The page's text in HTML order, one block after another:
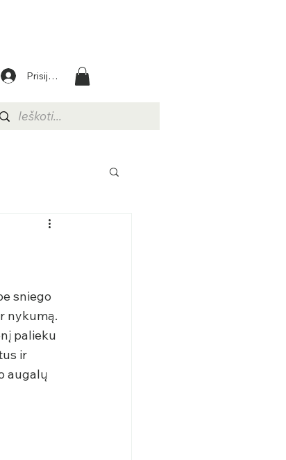
Prisijungti
sniego
nykumą.
palieku
ir
augalų